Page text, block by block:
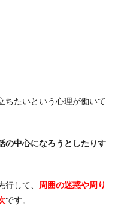
ちたいという心理が働いて
の中心になろうとしたりす
行して、 周囲の迷惑や周り
です。